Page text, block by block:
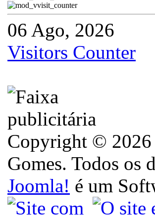
06 Ago, 2026
Visitors Counter
Copyright © 2026
Gomes. Todos os
Joomla! é um